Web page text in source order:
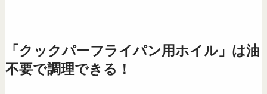
「クックパーフライパン用ホイル」は油
不要で調理できる！